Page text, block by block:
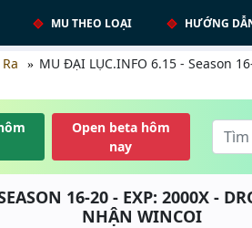
MU THEO LOẠI HƯỚNG
MU ĐẠI LỤC.INFO 6.15 - Season
Open beta hôm
nay
16-20 - EXP: 2000X -
NHẬN WINCOI